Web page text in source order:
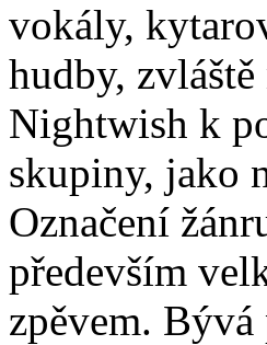
vokály,
hudby,
Nightwish k
skupiny, jako
Označení
především
zpěvem.